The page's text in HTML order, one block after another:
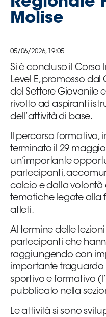
nazionali
Assicurazione
Whistleblowing
Media
Contatti
Assicurazione
Social media
Molise
05/06/2026, 19:05
Si è concluso il Corso
Level E, promosso
del Settore Giovanile
rivolto ad aspiranti
dell’attività di base.
Il percorso formativo,
terminato il 29
un’importante
partecipanti,
calcio e dalla volontà
tematiche legate alla
atleti.
Al termine delle lezioni
partecipanti che
raggiungendo con
importante traguardo
sportivo e formativo
pubblicato nella
Le attività si sono